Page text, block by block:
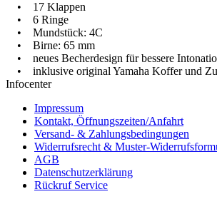
• 17 Klappen
• 6 Ringe
• Mundstück: 4C
• Birne: 65 mm
• neues Becherdesign für bessere
• inklusive original Yamaha Koffer und
Infocenter
Impressum
Kontakt, Öffnungszeiten/Anfahrt
Versand- & Zahlungsbedingungen
Widerrufsrecht & Muster-
AGB
Datenschutzerklärung
Rückruf Service